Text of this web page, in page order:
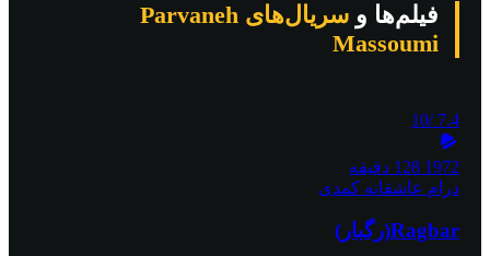
فیلم‌ها و
سریال‌های Parvaneh
Massoumi
7.4
/10
1972 128 دقیقه
درام عاشقانه کمدی
Ragbar(رگبار)